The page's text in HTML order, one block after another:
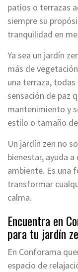
patios o terrazas
siempre su
tranquilidad en
Ya sea un jardín
más de
una terraza, todas
sensación de paz
mantenimiento y
estilo o tamaño
Un jardín zen no
bienestar, ayuda
ambiente. Es una
transformar
calma.
Encuentra en
para tu jardín
En Conforama
espacio de